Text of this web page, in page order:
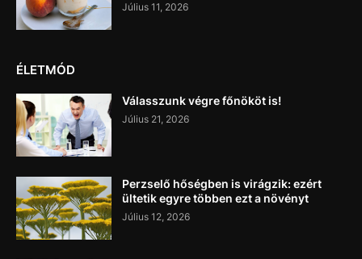
Július 11, 2026
ÉLETMÓD
Válasszunk végre főnököt is!
Július 21, 2026
Perzselő hőségben is virágzik: ezért
ültetik egyre többen ezt a növényt
Július 12, 2026